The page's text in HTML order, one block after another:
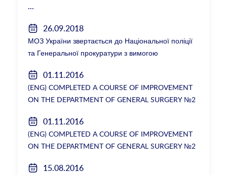
26.09.2018
МОЗ України звертається до Національної поліції
та Генеральної прокуратури з вимогою
ректорки НМУ Катерини Амосової
01.11.2016
(ENG) COMPLETED A COURSE OF IMPROVEMENT
ON THE DEPARTMENT OF GENERAL SURGERY №2
01.11.2016
(ENG) COMPLETED A COURSE OF IMPROVEMENT
ON THE DEPARTMENT OF GENERAL SURGERY №2
15.08.2016